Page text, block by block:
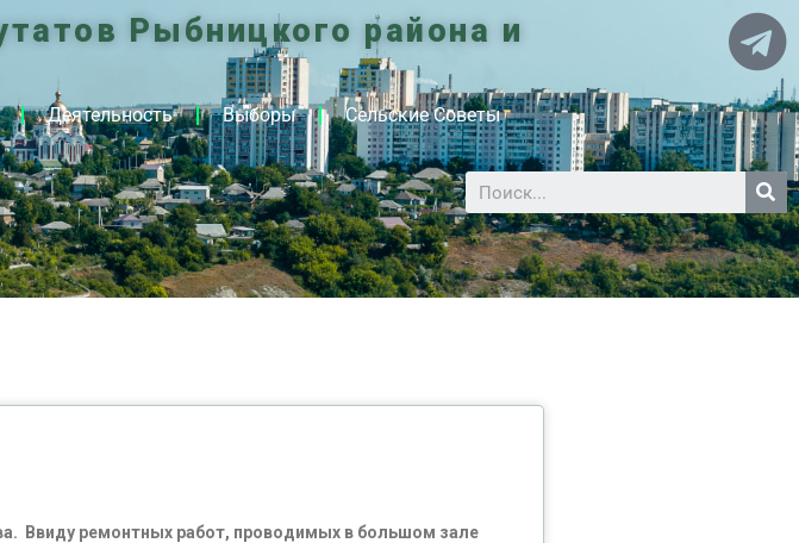
Рыбницкого района и
Деятельность Выборы Сельские Советы
Ввиду ремонтных работ, проводимых в большом зале